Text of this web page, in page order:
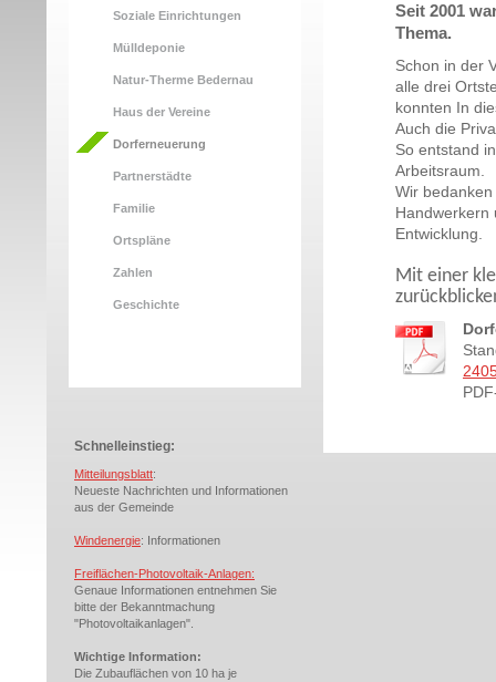
Soziale Einrichtungen
Mülldeponie
Natur-Therme Bedernau
Haus der Vereine
Dorferneuerung
Partnerstädte
Familie
Ortspläne
Zahlen
Geschichte
Schnelleinstieg:
Mitteilungsblatt:
Neueste Nachrichten und Informationen
aus der Gemeinde
Windenergie: Informationen
Freiflächen-Photovoltaik-Anlagen:
Genaue Informationen entnehmen Sie
bitte der Bekanntmachung
"Photovoltaikanlagen".
Wichtige Information:
Die Zubauflächen von 10 ha je
Seit 2001
Thema.
Schon in der
alle drei
konnten In
Auch die
So entstand
Arbeitsraum.
Wir
Handwerkern
Entwicklung.
Mit einer